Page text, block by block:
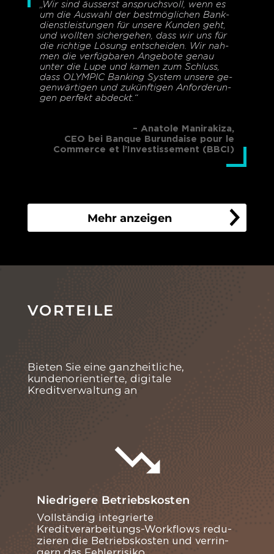
„Wir sind äus­serst an­spruchs­voll, wenn es
um die Aus­wahl der best­mög­li­chen Bank­
dienst­leis­tun­gen für un­se­re Kun­den geht,
und woll­ten si­cher­ge­hen, dass wir uns für
die rich­ti­ge Lö­sung ent­schei­den. Wir nah­
men die ver­füg­ba­ren An­ge­bo­te genau
unter die Lupe und kamen zum Schluss,
dass OLYM­PIC Ban­king Sys­tem un­se­re ge­
gen­wär­ti­gen und zu­künf­ti­gen An­for­de­run­
gen per­fekt ab­deckt.“
– Anatole Manirakiza,
CEO bei Banque Burundaise pour le
Commerce et l’Investissement (BBCI)
Mehr anzeigen
VORTEILE
Bieten Sie eine ganzheitliche,
kundenorientierte, digitale
Kreditverwaltung an
Niedrigere Betriebskosten
Voll­stän­dig in­te­grier­te
Kreditverarbeitungs-​Workflows re­du­
zie­ren die Be­triebs­kos­ten und ver­rin­